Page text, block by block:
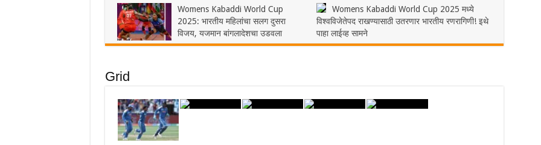
Womens Kabaddi World Cup
2025: भारतीय महिलांचा सलग दुसरा
विजय, यजमान बांगलादेशचा उडवला
धुव्वा
Womens Kabaddi World Cup 2025 मध्ये
विश्वविजेतेपद राखण्यासाठी उतरणार भारतीय रणरागिणी! इथे
पाहा लाईव्ह सामने
November 16, 2025 0
Grid